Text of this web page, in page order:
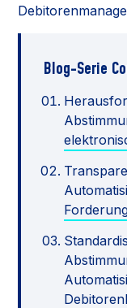
Blog-Serie